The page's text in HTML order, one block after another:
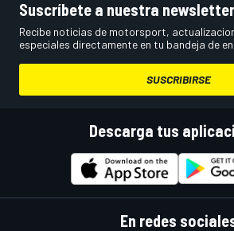
Suscríbete a nuestra newsletter
Recibe noticias de motorsport,
especiales directamente en tu bandeja de
SUSCRIBIRSE
Descarga tus
En redes